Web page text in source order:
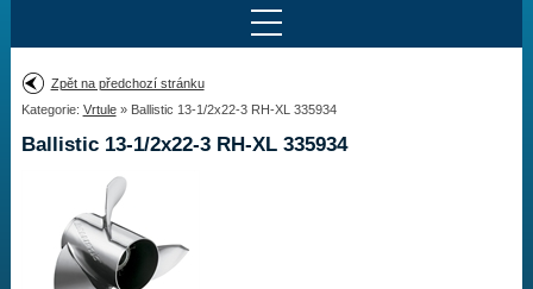
Provedení:
Výrobce:
Drážky na hřídeli:
Najít vrtuli
Zpět na předchozí stránku
Kategorie: Vrtule» Ballistic 13-1/2x22-3 RH-XL 335934
Ballistic 13-1/2x22-3 RH-XL 335934